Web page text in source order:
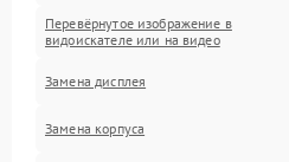
Перевёрнутое изображение в
видоискателе или на видео
Замена дисплея
Замена корпуса